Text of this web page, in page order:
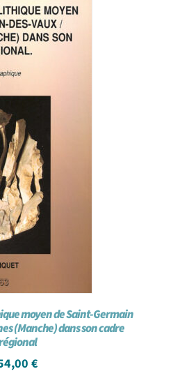
moyen de Saint-Germain
(Manche) dans son cadre
€